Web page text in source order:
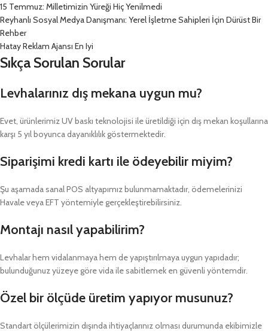
15 Temmuz: Milletimizin Yüreği Hiç Yenilmedi
Reyhanlı Sosyal Medya Danışmanı: Yerel İşletme Sahipleri İçin Dürüst Bir
Rehber
Hatay Reklam Ajansı En Iyi
Sıkça Sorulan Sorular
Levhalarınız dış mekana uygun mu?
Evet, ürünlerimiz UV baskı teknolojisi ile üretildiği için dış mekan koşullarına
karşı 5 yıl boyunca dayanıklılık göstermektedir.
Siparişimi kredi kartı ile ödeyebilir miyim?
Şu aşamada sanal POS altyapımız bulunmamaktadır, ödemelerinizi
Havale veya EFT yöntemiyle gerçekleştirebilirsiniz.
Montajı nasıl yapabilirim?
Levhalar hem vidalanmaya hem de yapıştırılmaya uygun yapıdadır;
bulunduğunuz yüzeye göre vida ile sabitlemek en güvenli yöntemdir.
Özel bir ölçüde üretim yapıyor musunuz?
Standart ölçülerimizin dışında ihtiyaçlarınız olması durumunda ekibimizle